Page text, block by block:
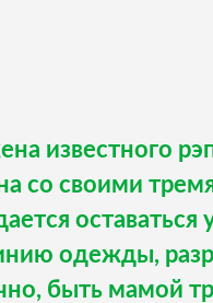
известного
со своими
одежды,
быть мамой